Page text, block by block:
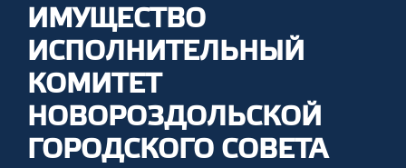
ИМУЩЕСТВО
ИСПОЛНИТЕЛЬНЫЙ
КОМИТЕТ
НОВОРОЗДОЛЬСКОЙ
ГОРОДСКОГО СОВЕТА